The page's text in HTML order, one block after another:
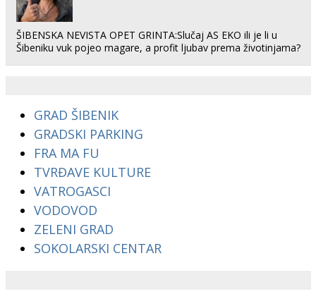
ŠIBENSKA NEVISTA OPET GRINTA:Slučaj AS EKO ili je li u
Šibeniku vuk pojeo magare, a profit ljubav prema životinjama?
GRAD ŠIBENIK
GRADSKI PARKING
FRA MA FU
TVRĐAVE KULTURE
VATROGASCI
VODOVOD
ZELENI GRAD
SOKOLARSKI CENTAR